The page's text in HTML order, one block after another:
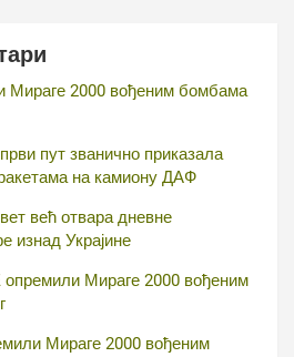
Мираге 2000 вођеним бомбама
пут званично приказала
на камиону ДАФ
већ отвара дневне
изнад Украјине
Мираге 2000 вођеним
Мираге 2000 вођеним